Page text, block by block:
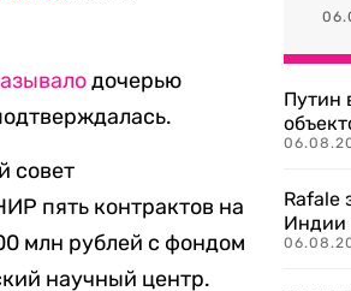
дочерью
совет
пять контрактов на
млн рублей с фондом
научный центр.
Путин
Rafale
Индии